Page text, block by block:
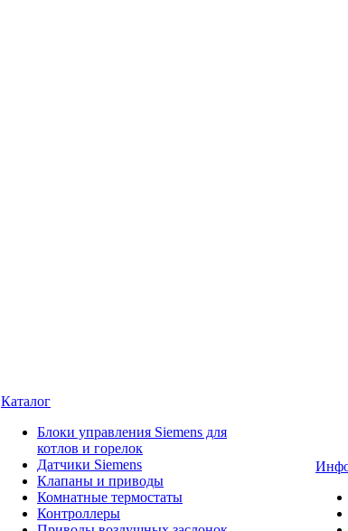
Каталог
Блоки управления Siemens для
котлов и горелок
Датчики Siemens
Клапаны и приводы
Комнатные термостаты
Контроллеры